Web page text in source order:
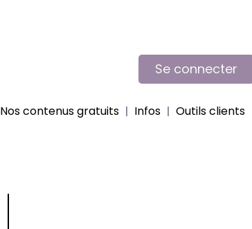
Se connecter
Nos contenus gratuits Infos Outils clients